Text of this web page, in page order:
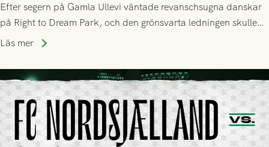
Efter segern på Gamla Ullevi väntade revanschsugna danskar
på Right to Dream Park, och den grönsvarta ledningen skulle
upphöra efter mindre än kvarten spelad. På lika mark visade
tennissiffror och det grönsvarta europaäventyret tog slut.
Läs mer